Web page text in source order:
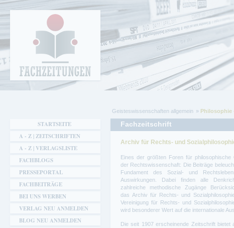
Fachzeitungen.de - Das unabhängige Portal
für Fachmagazine Fachpublikationen &
eBooks
Sie sind hier
Geisteswissenschaften allgemein Philosophie
Fachzeitschrift
Archiv für Rechts- und
Eines der größten Foren für philosophische
der Rechtswissenschaft: Die Beiträge
Fundament des Sozial- und
Auswirkungen. Dabei finden alle
zahlreiche methodische Zugänge
das Archiv für Rechts- und
Vereinigung für Rechts- und
wird besonderer Wert auf die internationale
Die seit 1907 erscheinende Zeitschrift bietet
STARTSEITE
A - Z | ZEITSCHRIFTEN
A - Z | VERLAGSLISTE
FACHBLOGS
PRESSEPORTAL
FACHBEITRÄGE
BEI UNS WERBEN
VERLAG NEU ANMELDEN
BLOG NEU ANMELDEN